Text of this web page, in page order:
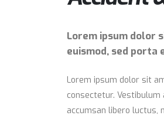
Lorem ipsum dolor
euismod, sed
Lorem ipsum dolor sit
consectetur.
accumsan libero luctus,